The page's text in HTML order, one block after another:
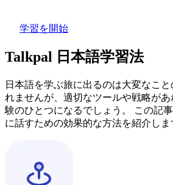
学習を開始
Talkpal 日本語学習法
日本語を学ぶ旅に出るのは大変なこ
れませんが、適切なツールや戦略が
験のひとつになるでしょう。 この記
に話すための効果的な方法を紹介しま